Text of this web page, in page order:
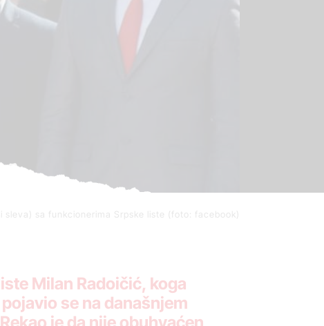
sleva) sa funkcionerima Srpske liste (foto: facebook)
Milan Radoičić, koga
se na današnjem